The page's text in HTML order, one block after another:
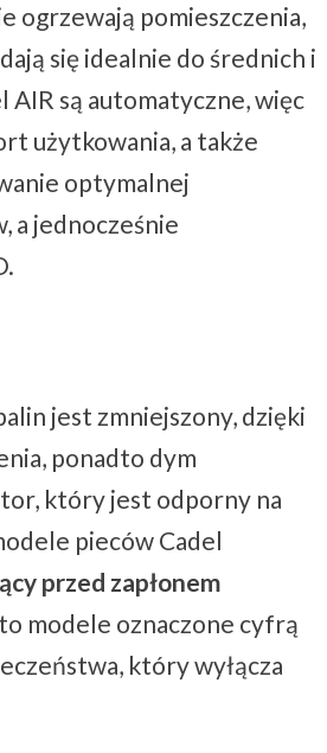
ogrzewają pomieszczenia,
się idealnie do średnich i
AIR są automatyczne, więc
użytkowania, a także
optymalnej
a jednocześnie
jest zmniejszony, dzięki
ponadto dym
który jest odporny na
pieców Cadel
przed zapłonem
modele oznaczone cyfrą
który wyłącza